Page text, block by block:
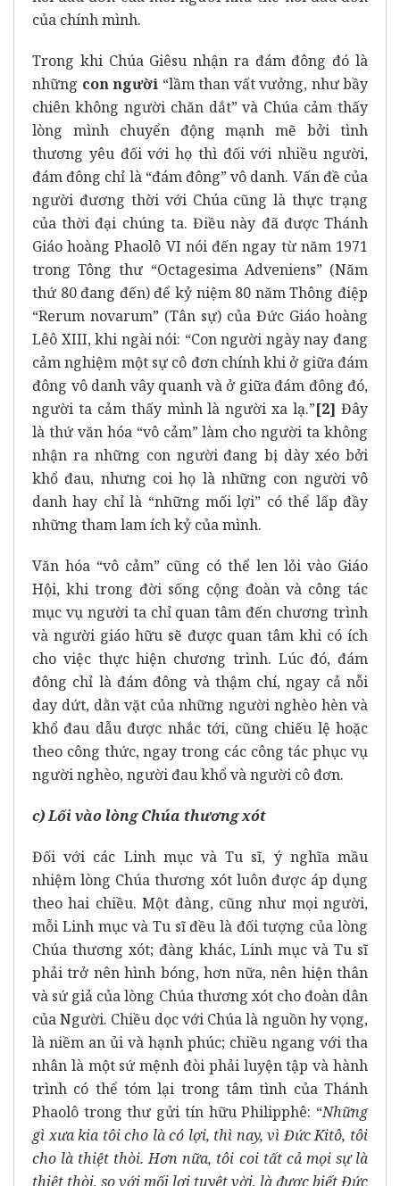
của chính mình.
Trong khi Chúa Giêsu nhận ra đám đông đó là
những con người “lầm than vất vưởng, như bầy
chiên không người chăn dắt” và Chúa cảm thấy
lòng mình chuyển động mạnh mẽ bởi tình
thương yêu đối với họ thì đối với nhiều người,
đám đông chỉ là “đám đông” vô danh. Vấn đề của
người đương thời với Chúa cũng là thực trạng
của thời đại chúng ta. Điều này đã được Thánh
Giáo hoàng Phaolô VI nói đến ngay từ năm 1971
trong Tông thư “Octagesima Adveniens” (Năm
thứ 80 đang đến) để kỷ niệm 80 năm Thông điệp
“Rerum novarum” (Tân sự) của Đức Giáo hoàng
Lêô XIII, khi ngài nói: “Con người ngày nay đang
cảm nghiệm một sự cô đơn chính khi ở giữa đám
đông vô danh vây quanh và ở giữa đám đông đó,
người ta cảm thấy mình là người xa lạ.”[2] Đây
là thứ văn hóa “vô cảm” làm cho người ta không
nhận ra những con người đang bị dày xéo bởi
khổ đau, nhưng coi họ là những con người vô
danh hay chỉ là “những mối lợi” có thể lấp đầy
những tham lam ích kỷ của mình.
Văn hóa “vô cảm” cũng có thể len lỏi vào Giáo
Hội, khi trong đời sống cộng đoàn và công tác
mục vụ người ta chỉ quan tâm đến chương trình
và người giáo hữu sẽ được quan tâm khi có ích
cho việc thực hiện chương trình. Lúc đó, đám
đông chỉ là đám đông và thậm chí, ngay cả nỗi
day dứt, dằn vặt của những người nghèo hèn và
khổ đau dẫu được nhắc tới, cũng chiếu lệ hoặc
theo công thức, ngay trong các công tác phục vụ
người nghèo, người đau khổ và người cô đơn.
c) Lối vào lòng Chúa thương xót
Đối với các Linh mục và Tu sĩ, ý nghĩa mầu
nhiệm lòng Chúa thương xót luôn được áp dụng
theo hai chiều. Một đàng, cũng như mọi người,
mỗi Linh mục và Tu sĩ đều là đối tượng của lòng
Chúa thương xót; đàng khác, Linh mục và Tu sĩ
phải trở nên hình bóng, hơn nữa, nên hiện thân
và sứ giả của lòng Chúa thương xót cho đoàn dân
của Người. Chiều dọc với Chúa là nguồn hy vọng,
là niềm an ủi và hạnh phúc; chiều ngang với tha
nhân là một sứ mệnh đòi phải luyện tập và hành
trình có thể tóm lại trong tâm tình của Thánh
Phaolô trong thư gửi tín hữu Philipphê: “Những
gì xưa kia tôi cho là có lợi, thì nay, vì Đức Kitô, tôi
cho là thiệt thòi. Hơn nữa, tôi coi tất cả mọi sự là
thiệt thòi, so với mối lợi tuyệt vời, là được biết Đức